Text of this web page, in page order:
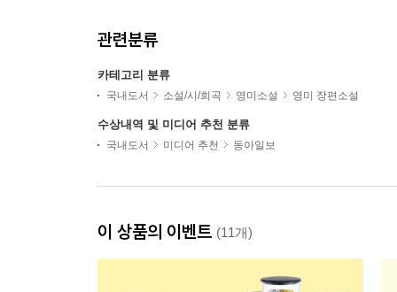
관련분류
카테고리 분류
국내도서 소설/시/희곡 영미소설 영미 장편소설
수상내역 및 미디어 추천 분류
국내도서 미디어 추천 동아일보
이 상품의 이벤트 (11개)